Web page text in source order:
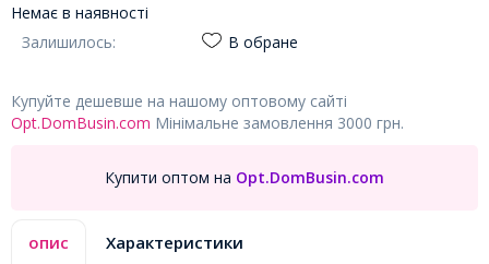
Немає в наявності
Залишилось:
В обране
Купуйте дешевше на нашому оптовому сайті
Opt.DomBusin.com Мінімальне замовлення 3000 грн.
Купити оптом на Opt.DomBusin.com
опис Характеристики